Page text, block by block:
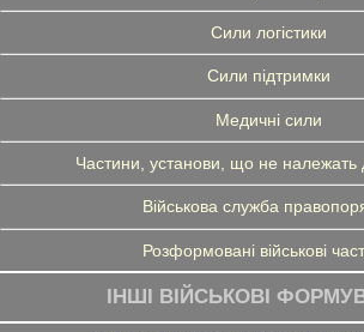
Сили логістики
Сили підтримки
Медичні сили
Частини, установи, що не належать
Військова служба
Розформовані військові
ІНШІ ВІЙСЬКОВІ